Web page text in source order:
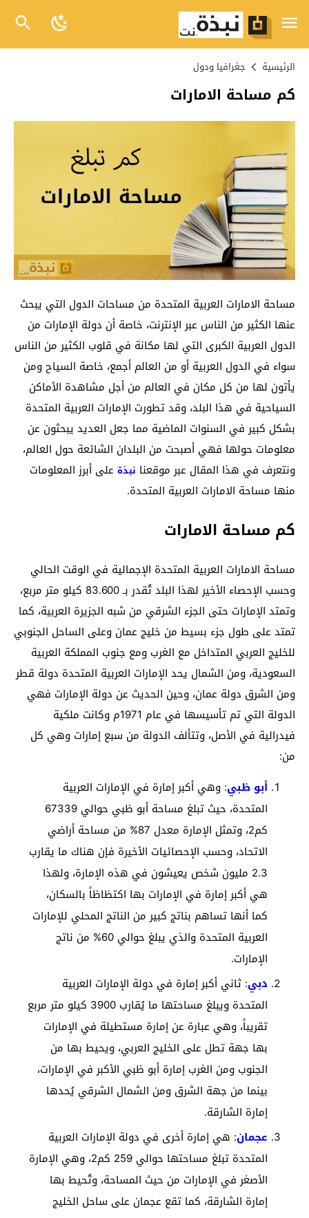
الرئيسية جغرافيا ودول
كم مساحة الامارات
مساحة الامارات العربية المتحدة من مساحات الدول التي يبحث
عنها الكثير من الناس عبر الإنترنت، خاصة أن دولة الإمارات من
الدول العربية الكبرى التي لها مكانة في قلوب الكثير من الناس
سواء في الدول العربية أو من العالم أجمع، خاصة السياح ومن
يأتون لها من كل مكان في العالم من أجل مشاهدة الأماكن
السياحية في هذا البلد، وقد تطورت الإمارات العربية المتحدة
بشكل كبير في السنوات الماضية مما جعل العديد يبحثون عن
معلومات حولها فهي أصبحت من البلدان الشائعة حول العالم،
ونتعرف في هذا المقال عبر موقعنا نبذة على أبرز المعلومات
منها مساحة الامارات العربية المتحدة.
كم مساحة الامارات
مساحة الامارات العربية المتحدة الإجمالية في الوقت الحالي
وحسب الإحصاء الأخير لهذا البلد تُقدر بـ 83.600 كيلو متر مربع،
وتمتد الإمارات حتى الجزء الشرقي من شبه الجزيرة العربية، كما
تمتد على طول جزء بسيط من خليج عمان وعلى الساحل الجنوبي
للخليج العربي المتداخل مع الغرب ومع جنوب المملكة العربية
السعودية، ومن الشمال يحد الإمارات العربية المتحدة دولة قطر
ومن الشرق دولة عمان، وحين الحديث عن دولة الإمارات فهي
الدولة التي تم تأسيسها في عام 1971م وكانت ملكية
فيدرالية في الأصل، وتتألف الدولة من سبع إمارات وهي كل
من:
أبو ظبي: وهي أكبر إمارة في الإمارات العربية
المتحدة، حيث تبلغ مساحة أبو ظبي حوالي 67339
كم2، وتمثل الإمارة معدل 87% من مساحة أراضي
الاتحاد، وحسب الإحصائيات الأخيرة فإن هناك ما يقارب
2.3 مليون شخص يعيشون في هذه الإمارة، ولهذا
هي أكبر إمارة في الإمارات بها اكتظاظاً بالسكان،
كما أنها تساهم بناتج كبير من الناتج المحلي للإمارات
العربية المتحدة والذي يبلغ حوالي 60% من ناتج
الإمارات.
دبي: ثاني أكبر إمارة في دولة الإمارات العربية
المتحدة ويبلغ مساحتها ما يُقارب 3900 كيلو متر مربع
تقريباً، وهي عبارة عن إمارة مستطيلة في الإمارات
بها جهة تطل على الخليج العربي، ويحيط بها من
الجنوب ومن الغرب إمارة أبو ظبي الأكبر في الإمارات،
بينما من جهة الشرق ومن الشمال الشرقي يُحدها
إمارة الشارقة.
عجمان: هي إمارة أخرى في دولة الإمارات العربية
المتحدة تبلغ مساحتها حوالي 259 كم2، وهي الإمارة
الأصغر في الإمارات من حيث المساحة، وتُحيط بها
إمارة الشارقة، كما تقع عجمان على ساحل الخليج